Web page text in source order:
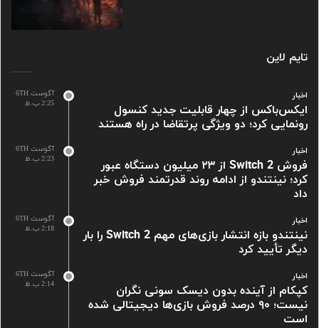
تایم لاین
آگوست 6TH
2:25 ب.ظ
اخبار
ایکس‌باکس از چهار قابلیت جدید کنسول
رونمایی کرد؛ دو ویژگی پرتقاضا در راه هستند
آگوست 6TH
2:23 ب.ظ
اخبار
فروش Switch 2 از ۲۳ میلیون دستگاه عبور
کرد؛ نینتندو از ادامه روند قدرتمند فروش خبر
داد
آگوست 6TH
2:18 ب.ظ
اخبار
نینتندو بازه انتشار بازی‌های مهم Switch 2 را بار
دیگر تأیید کرد
آگوست 6TH
2:14 ب.ظ
اخبار
کپکام از آینده بدون دیسک سونی نگران
نیست؛ ۹۰ درصد فروش بازی‌ها دیجیتالی شده
است